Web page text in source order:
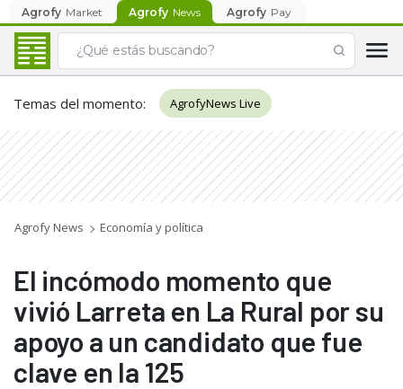
Agrofy Market Agrofy News Agrofy Pay
Temas del momento: AgrofyNews Live
Agrofy News Economía y política
El incómodo momento que
vivió Larreta en La Rural por su
apoyo a un candidato que fue
clave en la 125